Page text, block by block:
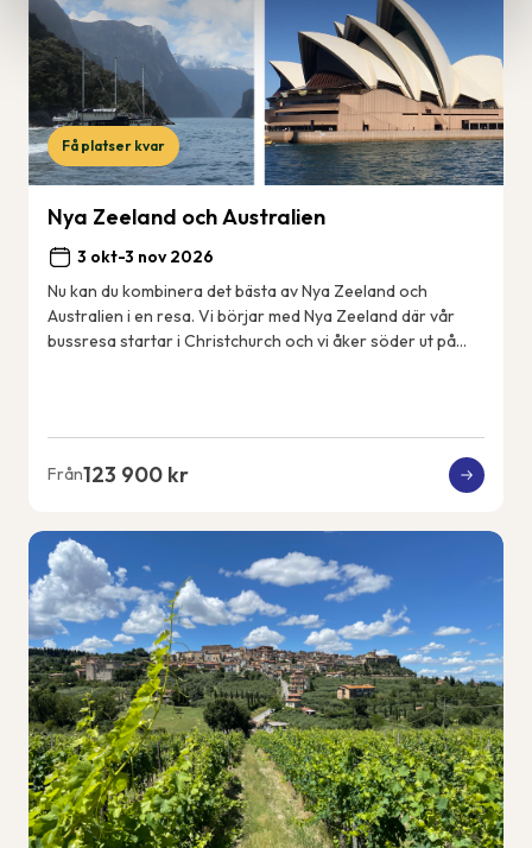
Få platser kvar
Nya Zeeland och Australien
3 okt-3 nov 2026
Nu kan du kombinera det bästa av Nya Zeeland och
Australien i en resa. Vi börjar med Nya Zeeland där vår
bussresa startar i Christchurch och vi åker söder ut på
Från123 900 kr